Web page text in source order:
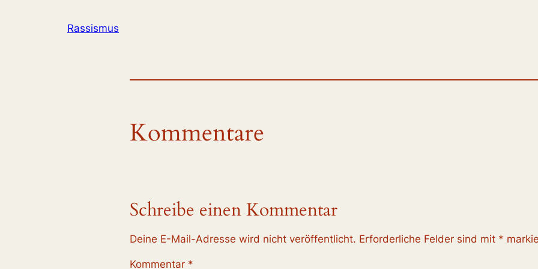
Rassismus
Kommentare
Schreibe einen Kommentar
Deine E-Mail-Adresse wird nicht veröffentlicht. Erforderliche Felder sind mit *
Kommentar *